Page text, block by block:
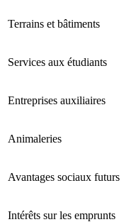
Terrains et bâtiments
Services aux étudiants
Entreprises auxiliaires
Animaleries
Avantages sociaux futurs
Intérêts sur les emprunts